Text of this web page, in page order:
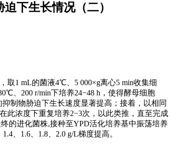
下生长情况（二）
取1 mL的菌液4℃、5 000×g离心5 min收集细
、200 r/min下培养24−48 h，使得酵母细胞
制物胁迫下生长速度显著提高；接着，以相同
此浓度下重复培养2−3次，以此类推，直至完成
的进化菌株,接种至YPD活化培养基中振荡培养
、1.6、1.8、2.0 g/L梯度提高。